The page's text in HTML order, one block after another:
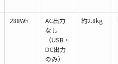
288Wh
AC出力
なし
（USB・
DC出力
のみ）
約2.8kg